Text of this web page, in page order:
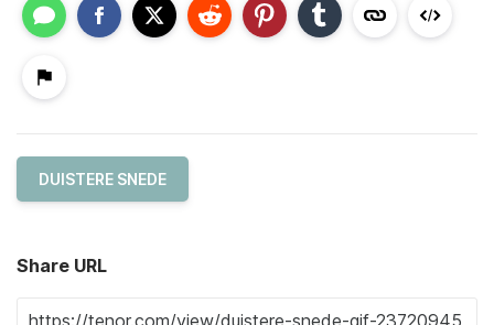
DUISTERE SNEDE
Share URL